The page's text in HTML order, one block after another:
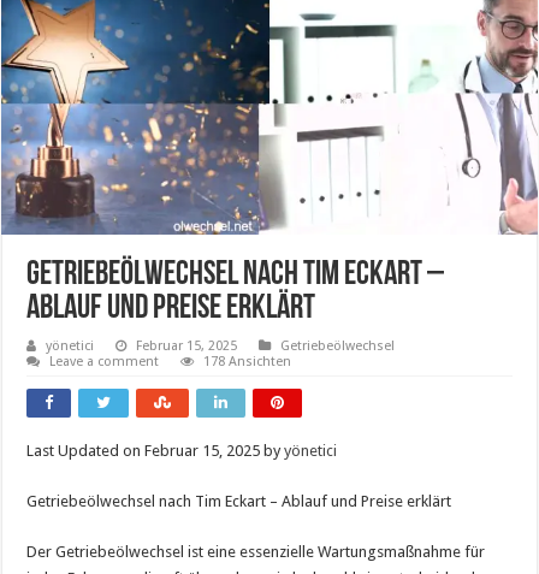
Getriebeölwechsel Nach Tim Eckart –
Ablauf Und Preise Erklärt
yönetici Februar 15, 2025
Getriebeölwechsel
Leave a comment
178 Ansichten
Last Updated on Februar 15, 2025 byyönetici
Getriebeölwechsel nach Tim Eckart – Ablauf und Preise erklärt
Der Getriebeölwechsel ist eine essenzielle Wartungsmaßnahme für